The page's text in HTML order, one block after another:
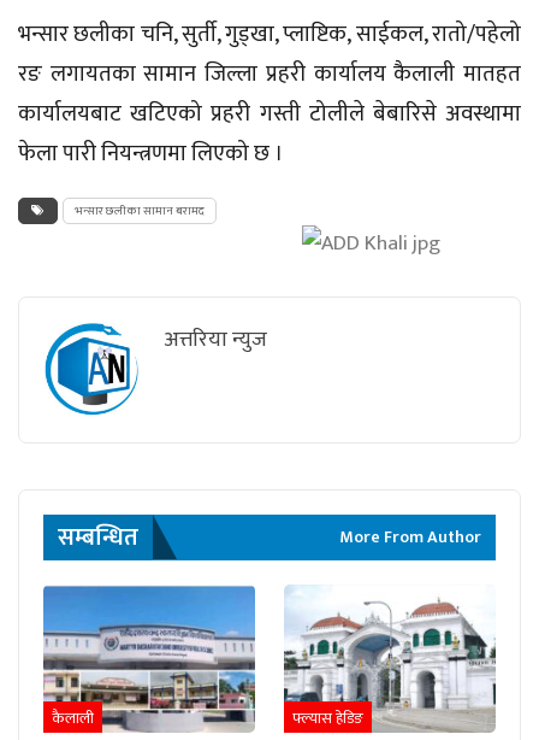
भन्सार छलीका चनि, सुर्ती, गुड्खा, प्लाष्टिक, साईकल, रातो/पहेलो
रङ लगायतका सामान जिल्ला प्रहरी कार्यालय कैलाली मातहत
कार्यालयबाट खटिएको प्रहरी गस्ती टोलीले बेबारिसे अवस्थामा
फेला पारी नियन्त्रणमा लिएको छ ।
भन्सार छलीका सामान बरामद
अत्तरिया न्युज
सम्बन्धित More From Author
कैलाली फ्ल्यास हेडिङ